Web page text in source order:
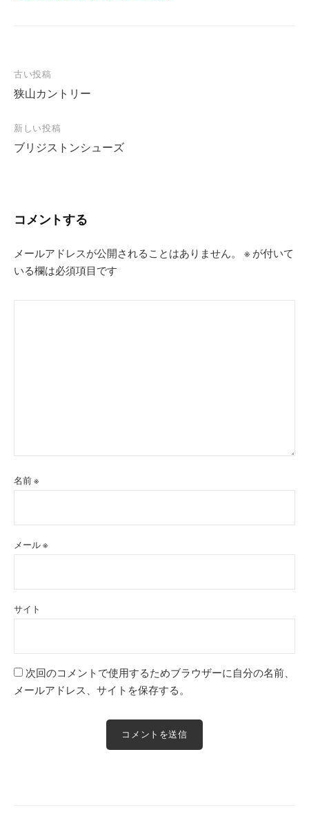
投
稿
ナ
ビ
ゲ
ョ
古い投稿
狭山カントリー
新しい投稿
ブリジストンシューズ
コメントする
メールアドレスが公開されることはありません。 ※ が付いて
いる欄は必須項目です
名前※
メール※
サイト
次回のコメントで使用するためブラウザーに自分の名前、
メールアドレス、サイトを保存する。